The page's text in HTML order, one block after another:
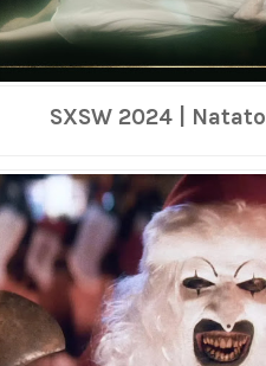
SXSW 2024 |